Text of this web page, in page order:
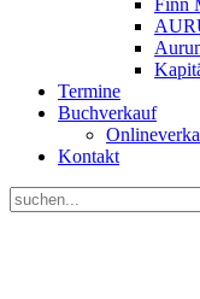
Finn
Termine
Buchverkauf
Kontakt